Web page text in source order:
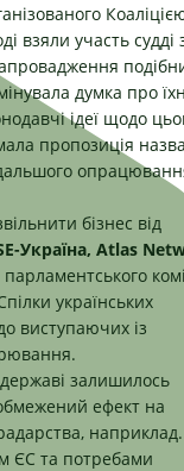
взяли участь судді
думка про
ідеї щодо
пропозиція
бізнес від
Україна, Atlas
українських
виступаючих із
залишилось
ефект на
наприклад.
ЄС та потребами